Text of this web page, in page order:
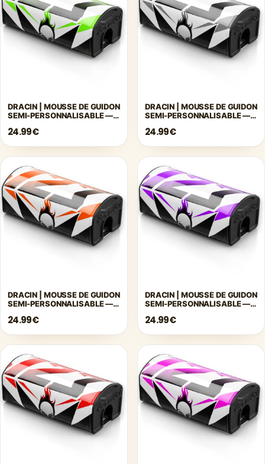
DRACIN | MOUSSE DE GUIDON
SEMI-PERSONNALISABLE —
24.99€
DRACIN | MOUSSE DE GUIDON
SEMI-PERSONNALISABLE —
24.99€
DRACIN | MOUSSE DE GUIDON
SEMI-PERSONNALISABLE —
24.99€
DRACIN | MOUSSE DE GUIDON
SEMI-PERSONNALISABLE —
24.99€